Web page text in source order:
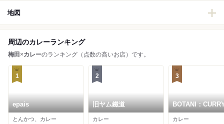
地図
周辺のカレーランキング
梅田 ×カレーのランキング（点数の高いお店）です。
1
epais
とんかつ、カレー
2
旧ヤム鐵道
カレー
3
BOTANI：
田店
カレー